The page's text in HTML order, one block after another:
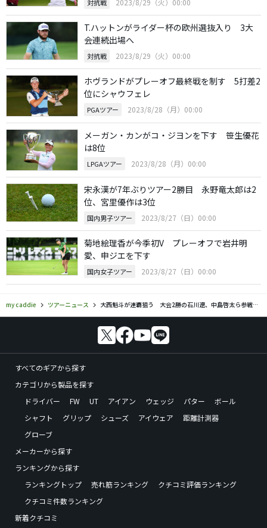
対抗戦
T.ハットンがライダー杯の欧州選抜入り 3大
会連続出場へ
対抗戦 2023/8/29（火）00:00
ホヴランドがプレーオフ最終戦を制す 5打差2
位にシャウフェレ
PGAツアー 2023/8/28（月）00:00
メーガン・カンがコ・ジヨンを下す 笹生優花
は8位
LPGAツアー 2023/8/28（月）00:00
宋永漢が7年ぶりツアー2勝目 永野竜太郎は2
位、宮里優作は3位
国内男子ツアー 2023/8/27（日）00:00
菊地絵理香が今季初V プレーオフで岩井明
愛、申ジエを下す
国内女子ツアー 2023/8/27（日）00:00
my caddie ツアーニュース 大西魁斗が連覇狙う 大会2勝の石川遼、中島啓太ら参戦／フジサンケイクラシック
すべてのギアから探す
カテゴリから製品を探す
ドライバー
FW UT アイアン ウェッジ パター
ボール
シャフト
グリップ シューズ アイウェア
距離計測器
グローブ
メーカーから探す
ランキングから探す
ランキングトップ
売れ筋ランキング
クチコミ評価ランキング
クチコミ件数ランキング
新着クチコミ